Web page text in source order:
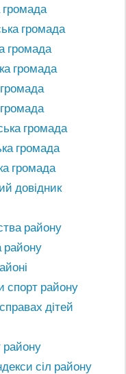
громада
громада
громада
громада
громада
громада
громада
довідник
району
спорт району
дітей
району
сіл району